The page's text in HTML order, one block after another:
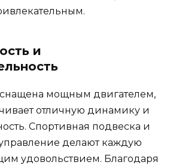
и
мощным двигателем,
отличную динамику и
Спортивная подвеска и
делают каждую
удовольствием. Благодаря